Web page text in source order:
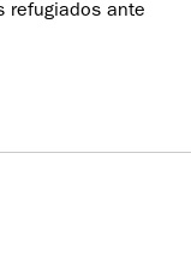
refugiados ante